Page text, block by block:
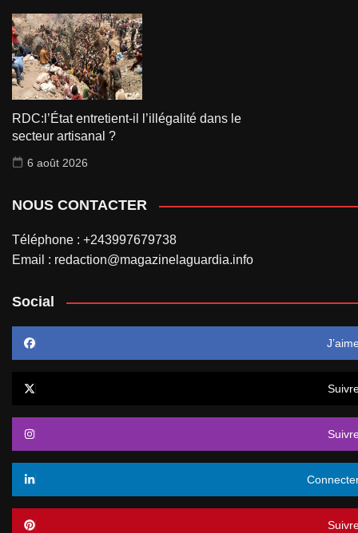
RDC:l’État entretient-il l’illégalité dans le
secteur artisanal ?
6 août 2026
NOUS CONTACTER
Téléphone : +243997679738
Email : redaction@magazinelaguardia.info
Social